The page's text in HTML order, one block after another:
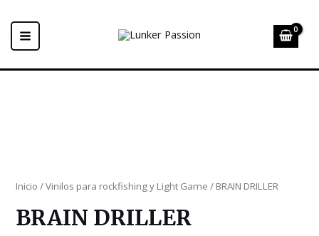
contenido
MAIN
MENU
Inicio /Vinilos para rockfishing y Light Game / BRAIN DRILLER
BRAIN DRILLER